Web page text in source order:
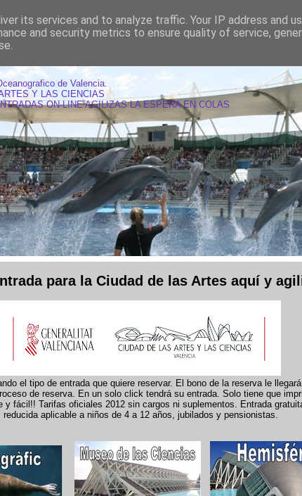
de Valencia.
Y LAS CIENCIAS
ON-LINE AGILIZAS LA ESPERA EN COLAS
para la Ciudad de las Artes aquí y
el tipo de entrada que quiere reservar. El bono de la reserva le
de reserva. En un solo click tendrá su entrada. Solo tiene que
y fácil!! Tarifas oficiales 2012 sin cargos ni suplementos. Entrada
reducida aplicable a niños de 4 a 12 años, jubilados y pensionistas.
its services and to analyze traffic. Your IP address and
and security metrics to ensure quality of service,